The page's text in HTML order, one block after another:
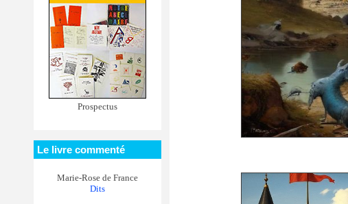
Prospectus
Le livre commenté
Marie-Rose de France
Dits